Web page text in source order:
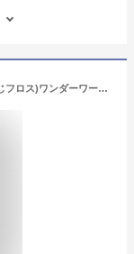
(ネコポス全国送料無料)(ピアス穴専用おそうじフロス)ワンダーワークス ピアフロス ウォーター フロス (PIAFLOSS) (ミント・ローズから選択) - 和紙フロスとハーブウォーターがスッキリきれいにします。(ネコポス)【smtb-s】